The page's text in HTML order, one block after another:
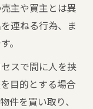
主や買主とは異
連ねる行為、ま
。
スで間に人を挟
目的とする場合
件を買い取り、